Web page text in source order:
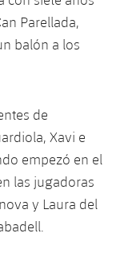
Parellada,
balón a los
de
Xavi e
empezó en el
las jugadoras
y Laura del